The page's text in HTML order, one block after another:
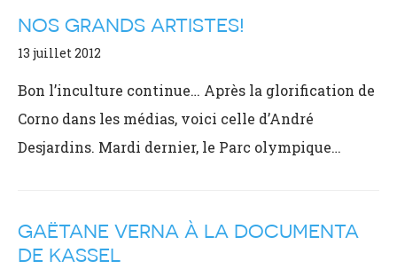
NOS GRANDS ARTISTES!
13 juillet 2012
Bon l’inculture continue… Après la glorification de
Corno dans les médias, voici celle d’André
Desjardins. Mardi dernier, le Parc olympique…
GAËTANE VERNA À LA DOCUMENTA
DE KASSEL